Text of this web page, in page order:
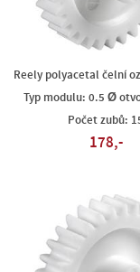
Reely polyacetal čelní
Typ modulu: 0.5 Ø
Počet zubů:
178,-